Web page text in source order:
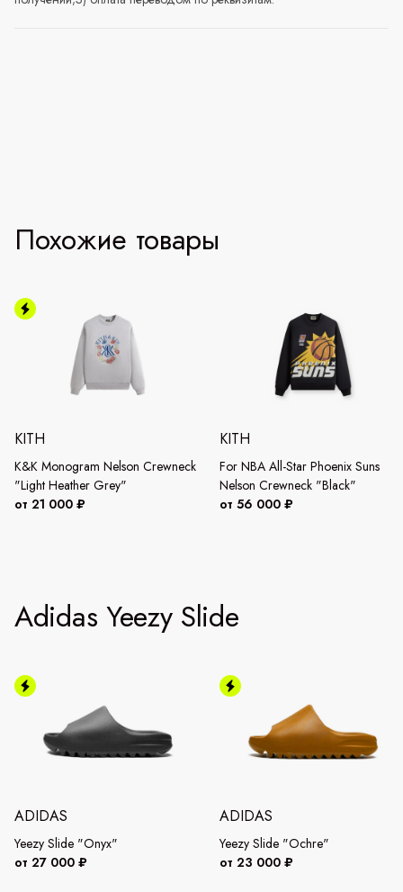
Похожие товары
KITH
K&K Monogram Nelson Crewneck
"Light Heather Grey"
от 21 000 ₽
KITH
For NBA All-Star Phoenix Suns
Nelson Crewneck "Black"
от 56 000 ₽
Adidas Yeezy Slide
ADIDAS
Yeezy Slide "Onyx"
от 27 000 ₽
ADIDAS
Yeezy Slide "Ochre"
от 23 000 ₽